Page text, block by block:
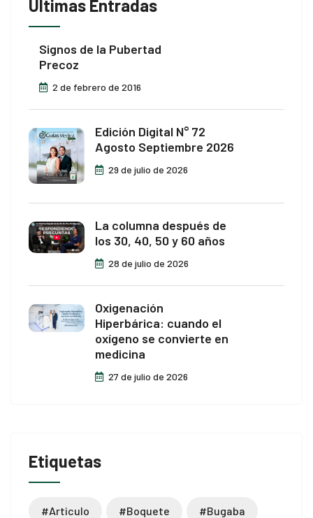
Últimas Entradas
Signos de la Pubertad
Precoz
2 de febrero de 2016
Edición Digital N° 72
Agosto Septiembre 2026
29 de julio de 2026
La columna después de
los 30, 40, 50 y 60 años
28 de julio de 2026
Oxigenación
Hiperbárica: cuando el
oxígeno se convierte en
medicina
27 de julio de 2026
Etiquetas
#articulo #boquete #bugaba